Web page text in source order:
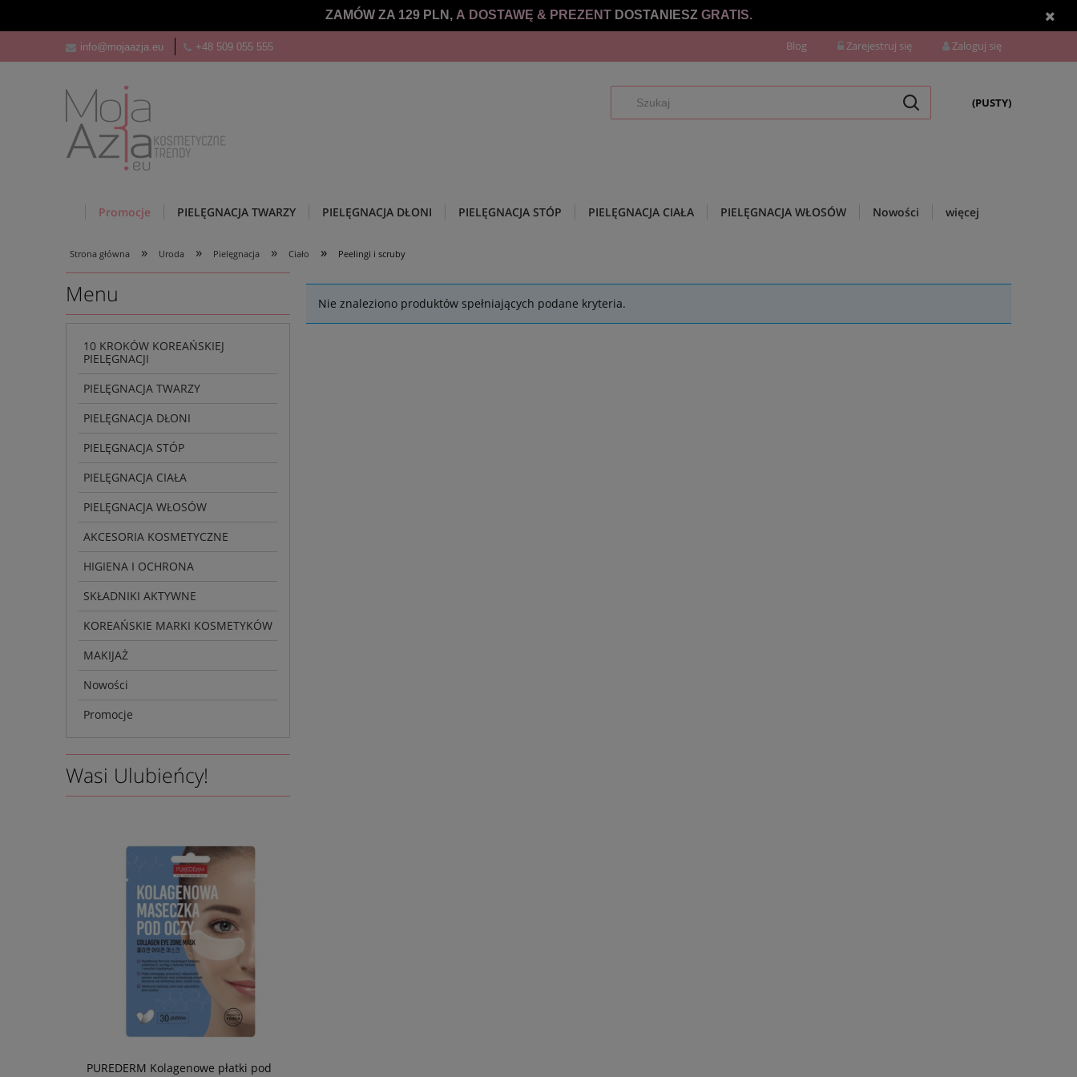
ZAMÓW ZA 129 PLN, A DOSTAWĘ & PREZENT DOSTANIESZ GRATIS.
info@mojaazja.eu +48 509 055 555 Blog Zarejestruj się Zaloguj się
(PUSTY)
Promocje PIELĘGNACJA TWARZY PIELĘGNACJA DŁONI PIELĘGNACJA STÓP PIELĘGNACJA CIAŁA PIELĘGNACJA WŁOSÓW Nowości więcej
Strona główna » Uroda » Pielęgnacja » Ciało » Peelingi i scruby
Menu
10 KROKÓW KOREAŃSKIEJ
PIELĘGNACJI
PIELĘGNACJA TWARZY
PIELĘGNACJA DŁONI
PIELĘGNACJA STÓP
PIELĘGNACJA CIAŁA
PIELĘGNACJA WŁOSÓW
AKCESORIA KOSMETYCZNE
HIGIENA I OCHRONA
SKŁADNIKI AKTYWNE
KOREAŃSKIE MARKI KOSMETYKÓW
MAKIJAŻ
Nowości
Promocje
Wasi Ulubieńcy!
PUREDERM Kolagenowe płatki pod
Nie znaleziono produktów spełniających podane kryteria.